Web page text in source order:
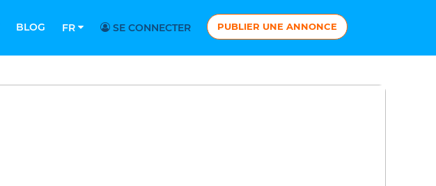
BLOG FR SE CONNECTER PUBLIER UNE ANNONCE